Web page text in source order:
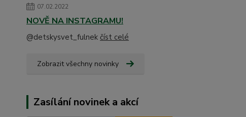
07.02.2022
NOVĚ NA INSTAGRAMU!
@detskysvet_fulnek číst celé
Zobrazit všechny novinky
Zasílání novinek a akcí